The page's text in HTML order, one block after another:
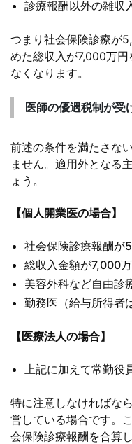
診療報酬以外の雑収
つまり社会保険診療が
めた総収入が7,000万円
なくなります。
医師の優遇税制が受
前述の条件を満たさな
ません。適用外となる
ょう。
【個人開業医の場合】
社会保険診療報酬が
総収入金額が7,000
美容外科など自由診
勤務医（給与所得者
【医療法人の場合】
上記に加えて常勤役
特に注意しなければな
営している場合です。
会保険診療報酬を合算